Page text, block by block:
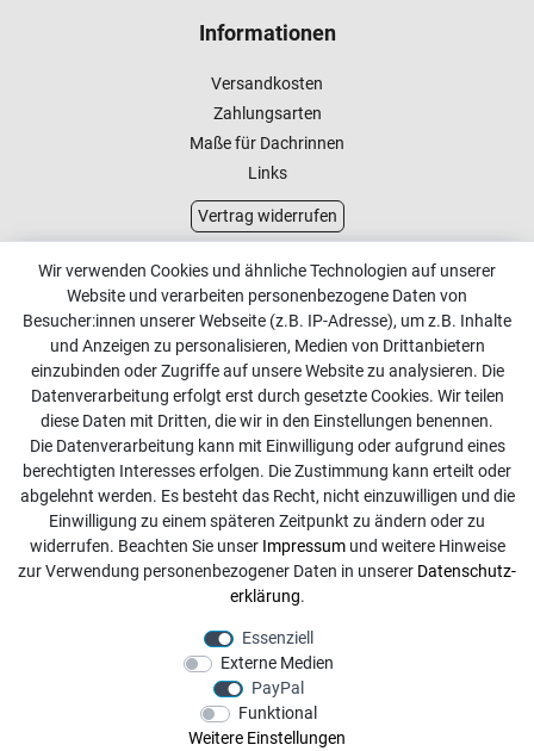
Informationen
Versandkosten
Zahlungsarten
Maße für Dachrinnen
Links
Vertrag widerrufen
Kundenservice
Kontakt
Online Retourenservice
Kontakt
info@dachdecker-shop.de
+49 3501 507295
Montag - Freitag, 08:00 - 16:00
Anrufe aus dem dt. Festnetz zum Ortstarif, Preise aus dem
Mobilfunknetz ggf. abweichend (abhängig vom Provider).
Wir verwenden Cookies und ähnliche Technologien auf unserer
Website und verarbeiten personenbezogene Daten von
Besucher:innen unserer Webseite (z.B. IP-Adresse), um z.B. Inhalte
und Anzeigen zu personalisieren, Medien von Drittanbietern
einzubinden oder Zugriffe auf unsere Website zu analysieren. Die
Datenverarbeitung erfolgt erst durch gesetzte Cookies. Wir teilen
diese Daten mit Dritten, die wir in den Einstellungen benennen.
Die Datenverarbeitung kann mit Einwilligung oder aufgrund eines
berechtigten Interesses erfolgen. Die Zustimmung kann erteilt oder
abgelehnt werden. Es besteht das Recht, nicht einzuwilligen und die
Einwilligung zu einem späteren Zeitpunkt zu ändern oder zu
widerrufen. Beachten Sie unser Impressumund weitere Hinweise
zur Verwendung personenbezogener Daten in unserer Daten­schutz­
erklärung.
Essenziell
Externe Medien
PayPal
Funktional
Weitere Einstellungen